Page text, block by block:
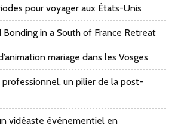
pour voyager aux États-Unis
Bonding in a South of France Retreat
mariage dans les Vosges
un pilier de la post-
vidéaste événementiel en